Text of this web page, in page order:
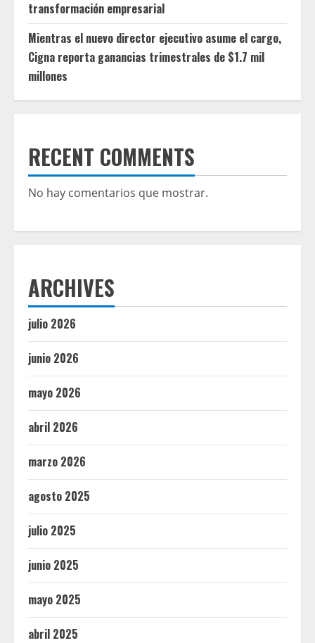
transformación empresarial
Mientras el nuevo director ejecutivo asume el cargo,
Cigna reporta ganancias trimestrales de $1.7 mil
millones
RECENT COMMENTS
No hay comentarios que mostrar.
ARCHIVES
julio 2026
junio 2026
mayo 2026
abril 2026
marzo 2026
agosto 2025
julio 2025
junio 2025
mayo 2025
abril 2025